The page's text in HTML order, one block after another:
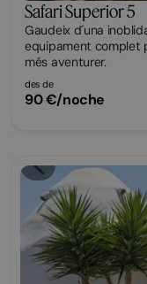
Safari Superior 5
Gaudeix d´una
equipament complet
més aventurer.
des de
90 €/noche
Glamping